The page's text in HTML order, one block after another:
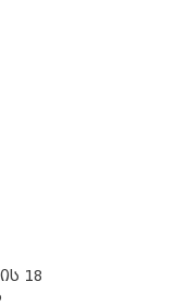
18